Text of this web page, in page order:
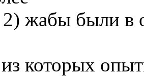
2) жабы были в
которых